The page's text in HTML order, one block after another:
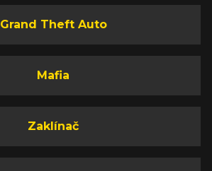
Grand Theft Auto
Mafia
Zaklínač